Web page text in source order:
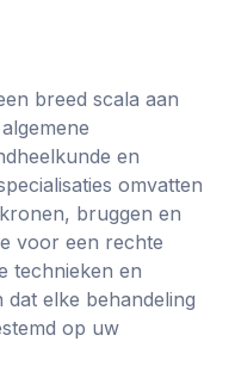
breed scala aan
en
omvatten
bruggen en
voor een rechte
technieken en
elke behandeling
op uw